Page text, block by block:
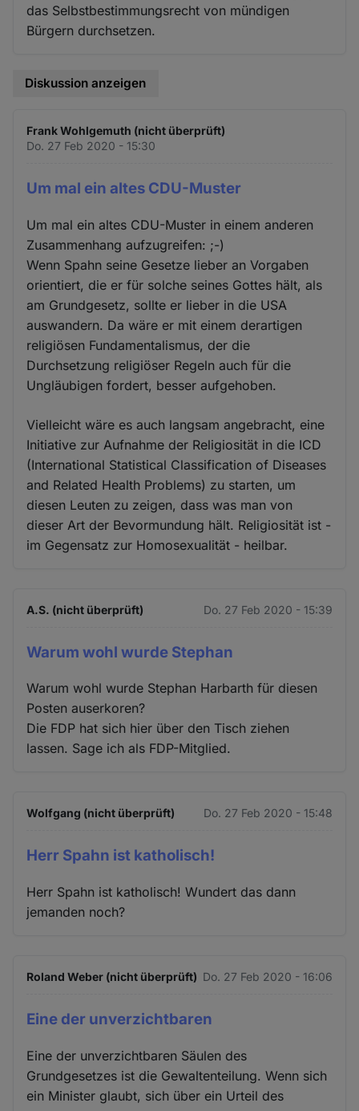
das Selbstbestimmungsrecht von mündigen
Bürgern durchsetzen.
Diskussion anzeigen
Frank Wohlgemuth (nicht überprüft)
Do. 27 Feb 2020 - 15:30
Um mal ein altes CDU-Muster
Um mal ein altes CDU-Muster in einem anderen
Zusammenhang aufzugreifen: ;-)
Wenn Spahn seine Gesetze lieber an Vorgaben
orientiert, die er für solche seines Gottes hält, als
am Grundgesetz, sollte er lieber in die USA
auswandern. Da wäre er mit einem derartigen
religiösen Fundamentalismus, der die
Durchsetzung religiöser Regeln auch für die
Ungläubigen fordert, besser aufgehoben.
Vielleicht wäre es auch langsam angebracht, eine
Initiative zur Aufnahme der Religiosität in die ICD
(International Statistical Classification of Diseases
and Related Health Problems) zu starten, um
diesen Leuten zu zeigen, dass was man von
dieser Art der Bevormundung hält. Religiosität ist -
im Gegensatz zur Homosexualität - heilbar.
A.S. (nicht überprüft) Do. 27 Feb 2020 - 15:39
Warum wohl wurde Stephan
Warum wohl wurde Stephan Harbarth für diesen
Posten auserkoren?
Die FDP hat sich hier über den Tisch ziehen
lassen. Sage ich als FDP-Mitglied.
Wolfgang (nicht überprüft) Do. 27 Feb 2020 - 15:48
Herr Spahn ist katholisch!
Herr Spahn ist katholisch! Wundert das dann
jemanden noch?
Roland Weber (nicht überprüft) Do. 27 Feb 2020 - 16:06
Eine der unverzichtbaren
Eine der unverzichtbaren Säulen des
Grundgesetzes ist die Gewaltenteilung. Wenn sich
ein Minister glaubt, sich über ein Urteil des